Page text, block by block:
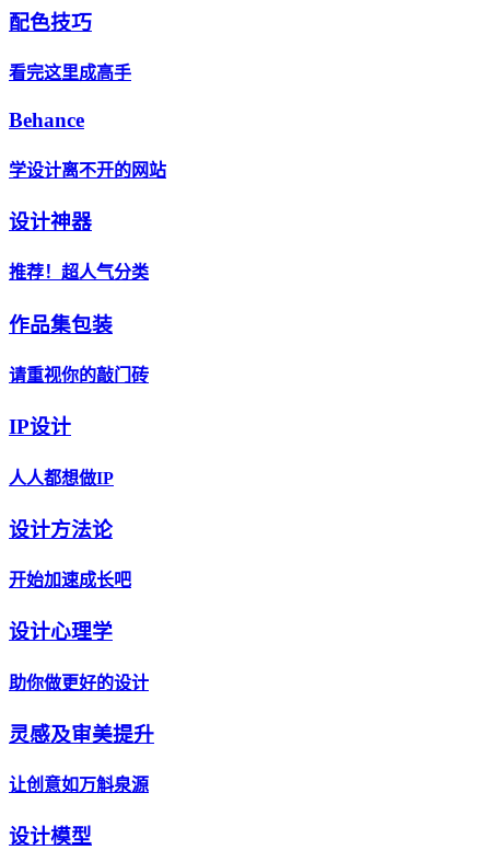
配色技巧
看完这里成高手
Behance
学设计离不开的网站
设计神器
推荐！超人气分类
作品集包装
请重视你的敲门砖
IP设计
人人都想做IP
设计方法论
开始加速成长吧
设计心理学
助你做更好的设计
灵感及审美提升
让创意如万斛泉源
设计模型